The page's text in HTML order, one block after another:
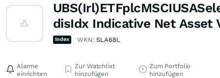
disIdx Indicative Net Asset
Index WKN:SLA68L
Alarme
einrichten
Zur Watchlist
hinzufügen
Zum Portfolio
hinzufügen